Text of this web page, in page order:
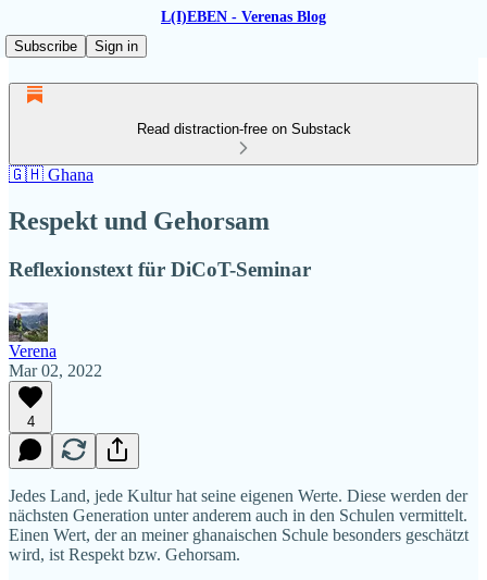
L(I)EBEN - Verenas Blog
Subscribe
Sign in
Read distraction-free on Substack
🇬🇭 Ghana
Respekt und Gehorsam
Reflexionstext für DiCoT-Seminar
Verena
Mar 02, 2022
4
Jedes Land, jede Kultur hat seine eigenen Werte. Diese werden der
nächsten Generation unter anderem auch in den Schulen vermittelt.
Einen Wert, der an meiner ghanaischen Schule besonders geschätzt
wird, ist Respekt bzw. Gehorsam.